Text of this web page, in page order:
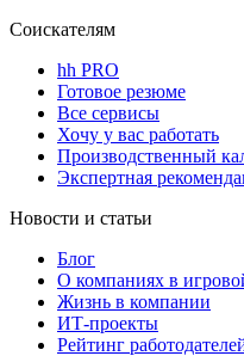
Соискателям
hh PRO
Готовое резюме
Все сервисы
Хочу у вас работать
Производственный
Экспертная
Новости и статьи
Блог
О компаниях в
Жизнь в компании
ИТ-проекты
Рейтинг